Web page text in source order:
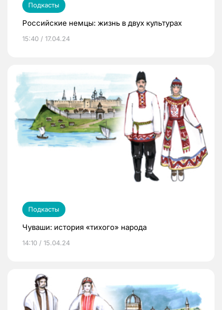
Подкасты
Российские немцы: жизнь в двух культурах
15:40 / 17.04.24
Подкасты
Чуваши: история «тихого» народа
14:10 / 15.04.24